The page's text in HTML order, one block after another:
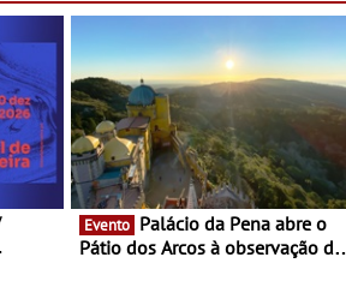
Evento
Pátio dos Arcos à observação do